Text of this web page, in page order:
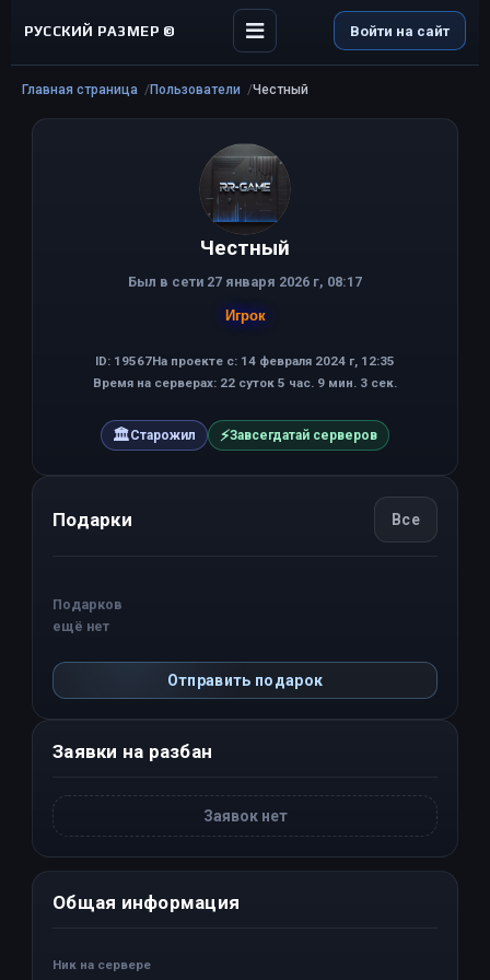
РУССКИЙ РАЗМЕР © Войти на сайт
Главная страница Пользователи Честный
Честный
Был в сети 27 января 2026 г, 08:17
Игрок
ID: 19567На проекте с: 14 февраля 2024 г, 12:35
Время на серверах: 22 суток 5 час. 9 мин. 3 сек.
🏛Старожил ⚡Завсегдатай серверов
Подарки Все
Подарков
ещё нет
Отправить подарок
Заявки на разбан
Заявок нет
Общая информация
Ник на сервере